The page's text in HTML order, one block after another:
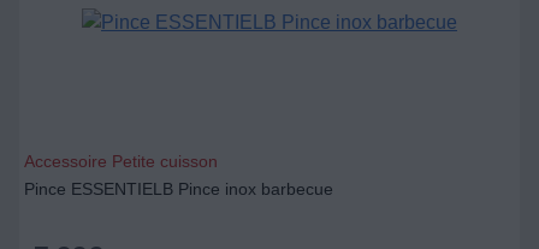
Accessoire Petite cuisson
Pince ESSENTIELB Pince inox barbecue